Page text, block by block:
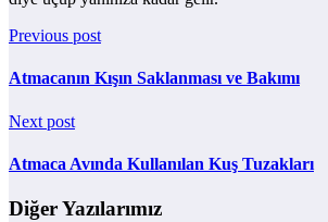
Previous post
Atmacanın Kışın Saklanması ve Bakımı
Next post
Atmaca Avında Kullanılan Kuş Tuzakları
Diğer Yazılarımız